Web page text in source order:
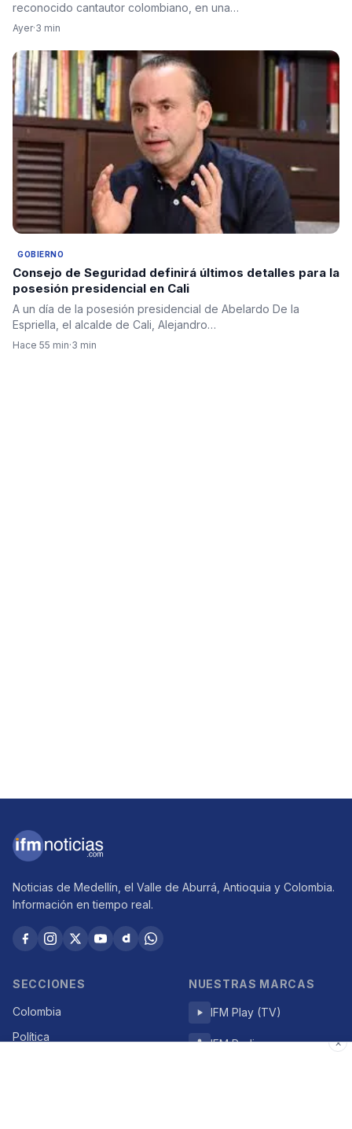
reconocido cantautor colombiano, en una…
Ayer·3 min
GOBIERNO
Consejo de Seguridad definirá últimos detalles para la
posesión presidencial en Cali
A un día de la posesión presidencial de Abelardo De la
Espriella, el alcalde de Cali, Alejandro…
Hace 55 min·3 min
Noticias de Medellín, el Valle de Aburrá, Antioquia y Colombia.
Información en tiempo real.
SECCIONES
Colombia
Política
NUESTRAS MARCAS
IFM Play (TV)
IFM Radio ×